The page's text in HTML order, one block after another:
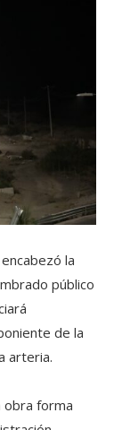
la
público
de la
arteria.
obra forma